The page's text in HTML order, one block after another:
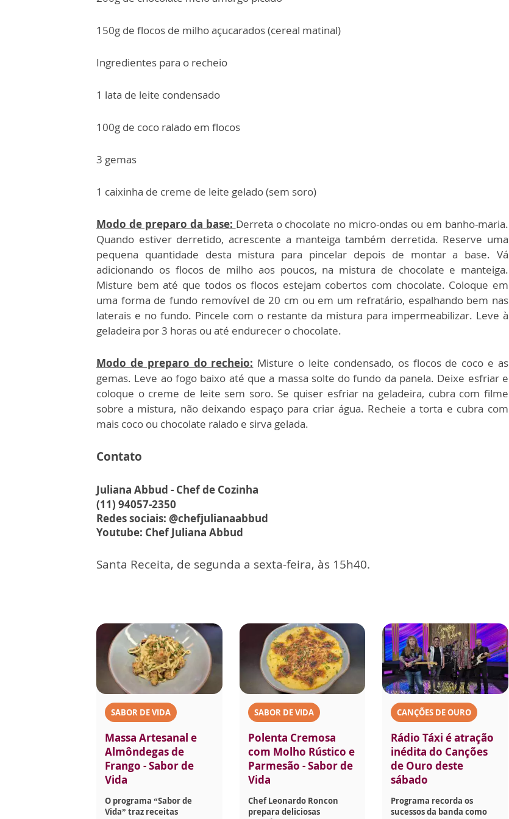
150g de flocos de milho açucarados (cereal matinal)
Ingredientes para o recheio
1 lata de leite condensado
100g de coco ralado em flocos
3 gemas
1 caixinha de creme de leite gelado (sem soro)
Modo de preparo da base: Derreta o chocolate no micro-ondas ou em banho-maria.
Quando estiver derretido, acrescente a manteiga também derretida. Reserve uma
pequena quantidade desta mistura para pincelar depois de montar a base. Vá
adicionando os flocos de milho aos poucos, na mistura de chocolate e manteiga.
Misture bem até que todos os flocos estejam cobertos com chocolate. Coloque em
uma forma de fundo removível de 20 cm ou em um refratário, espalhando bem nas
laterais e no fundo. Pincele com o restante da mistura para impermeabilizar. Leve à
geladeira por 3 horas ou até endurecer o chocolate.
Modo de preparo do recheio: Misture o leite condensado, os flocos de coco e as
gemas. Leve ao fogo baixo até que a massa solte do fundo da panela. Deixe esfriar e
coloque o creme de leite sem soro. Se quiser esfriar na geladeira, cubra com filme
sobre a mistura, não deixando espaço para criar água. Recheie a torta e cubra com
mais coco ou chocolate ralado e sirva gelada.
Contato
Juliana Abbud - Chef de Cozinha
(11) 94057-2350
Redes sociais: @chefjulianaabbud
Youtube: Chef Juliana Abbud
Santa Receita, de segunda a sexta-feira, às 15h40.
SABOR DE VIDA
Massa Artesanal e
Almôndegas de
Frango - Sabor de
Vida
O programa “Sabor de
Vida” traz receitas
SABOR DE VIDA
Polenta Cremosa
com Molho Rústico e
Parmesão - Sabor de
Vida
Chef Leonardo Roncon
prepara deliciosas
CANÇÕES DE OURO
Rádio Táxi é atração
inédita do Canções
de Ouro deste
sábado
Programa recorda os
sucessos da banda como